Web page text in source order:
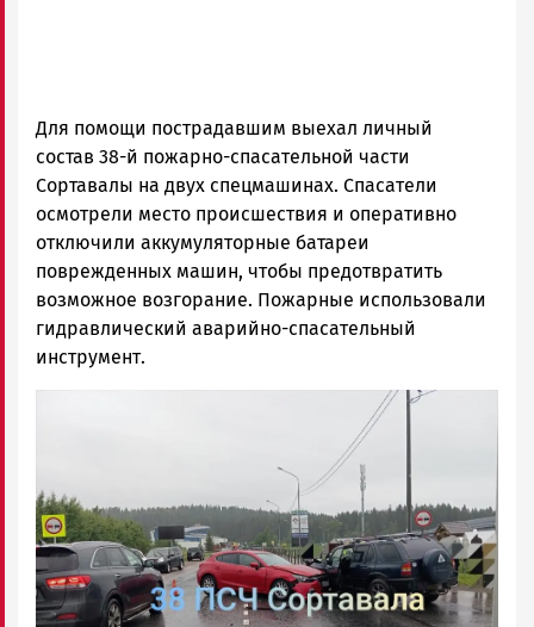
Для помощи пострадавшим выехал личный
состав 38-й пожарно-спасательной части
Сортавалы на двух спецмашинах. Спасатели
осмотрели место происшествия и оперативно
отключили аккумуляторные батареи
поврежденных машин, чтобы предотвратить
возможное возгорание. Пожарные использовали
гидравлический аварийно-спасательный
инструмент.